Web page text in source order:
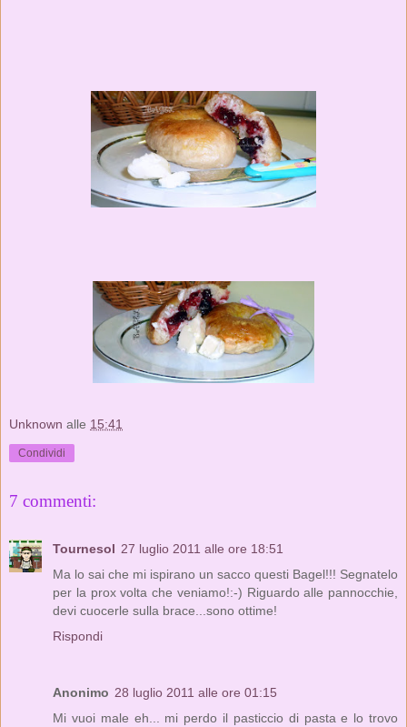
Unknown alle 15:41
Condividi
7 commenti:
Tournesol 27 luglio 2011 alle ore 18:51
Ma lo sai che mi ispirano un sacco questi Bagel!!! Segnatelo
per la prox volta che veniamo!:-) Riguardo alle pannocchie,
devi cuocerle sulla brace...sono ottime!
Rispondi
Anonimo 28 luglio 2011 alle ore 01:15
Mi vuoi male eh... mi perdo il pasticcio di pasta e lo trovo